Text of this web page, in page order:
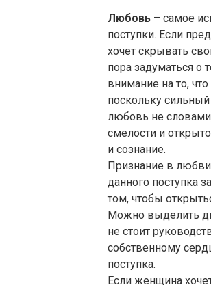
Любовь – самое
поступки. Если
хочет скрывать
пора задуматься о
внимание на то,
поскольку
любовь не
смелости и
и сознание.
Признание в любви
данного поступка
том, чтобы
Можно выделить
не стоит
собственному
поступка.
Если женщина